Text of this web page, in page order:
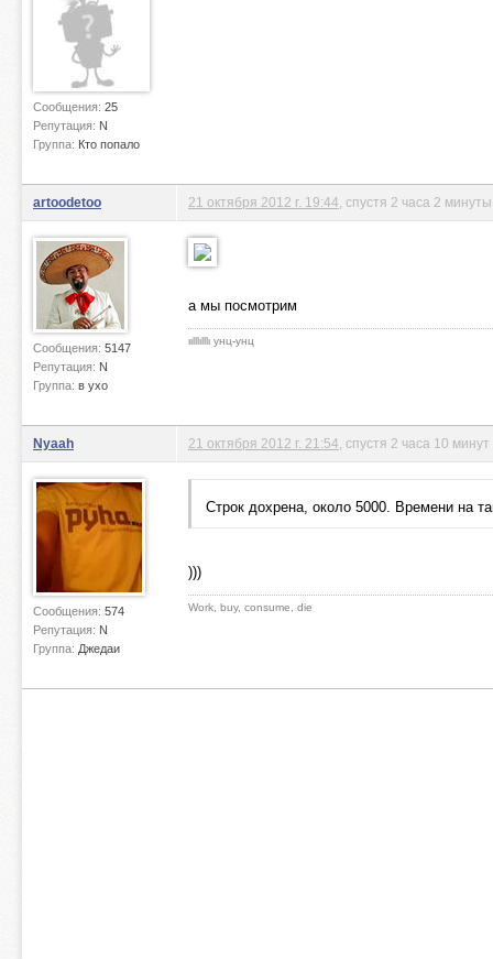
Сообщения: 25
Репутация: N
Группа: Кто попало
artoodetoo
Сообщения: 5147
Репутация: N
Группа: в ухо
21 октября 2012 г. 19:44 , спустя 2 часа 2
а мы посмотрим
ιιlllιlllι унц-унц
Nyaah
Сообщения: 574
Репутация: N
Группа: Джедаи
21 октября 2012 г. 21:54 , спустя 2 часа 10
Строк дохрена, около 5000. Времени на
)))
Work, buy, consume, die